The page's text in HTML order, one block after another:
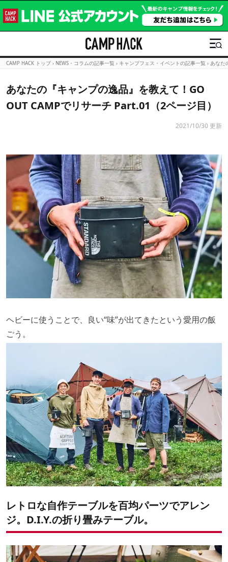
CAMP HACK トップ › NEWS・コラムの記事一覧 › キャンプフェス・イベントの記事一覧 › あなた
あなたの『キャンプの逸品』を教えて！GO
OUT CAMPでリサーチ Part.01（2ページ目）
2021/10/30 更新
ヘビーに使うことで、良い“味”が出てきたという愛用の飯
ごう。
レトロな自作テーブルを百均パーツでアレン
ジ。D.I.Y.の折り畳みテーブル。